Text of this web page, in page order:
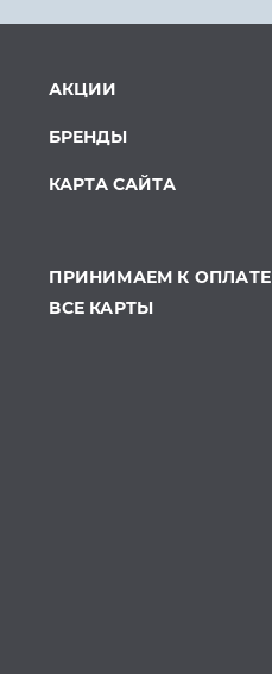
АКЦИИ
БРЕНДЫ
КАРТА САЙТА
ПРИНИМАЕМ К ОПЛАТЕ
ВСЕ КАРТЫ